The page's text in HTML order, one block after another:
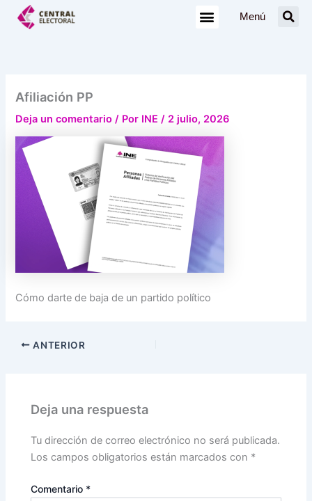
Menú
Afiliación PP
Deja un comentario / Por INE/ 2 julio, 2026
Cómo darte de baja de un partido político
ANTERIOR
Deja una respuesta
Tu dirección de correo electrónico no será publicada.
Los campos obligatorios están marcados con *
Comentario *